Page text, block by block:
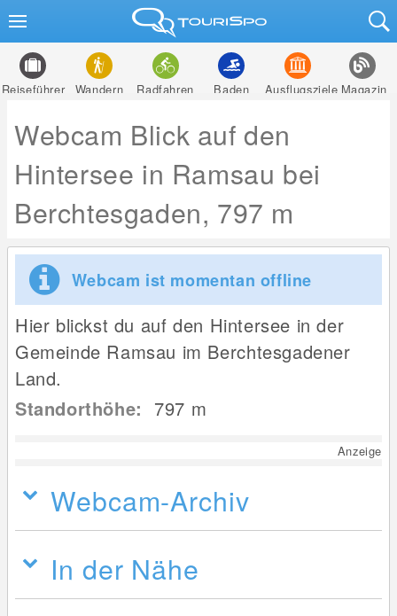
Reiseführer Wandern Radfahren Baden Ausflugsziele Magazin
Webcam Blick auf den
Hintersee in Ramsau bei
Berchtesgaden, 797 m
Webcam ist momentan offline
Hier blickst du auf den Hintersee in der
Gemeinde Ramsau im Berchtesgadener
Land.
Standorthöhe: 797 m
Anzeige
Webcam-Archiv
In der Nähe